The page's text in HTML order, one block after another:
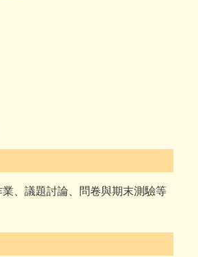
、議題討論、問卷與期末測驗等